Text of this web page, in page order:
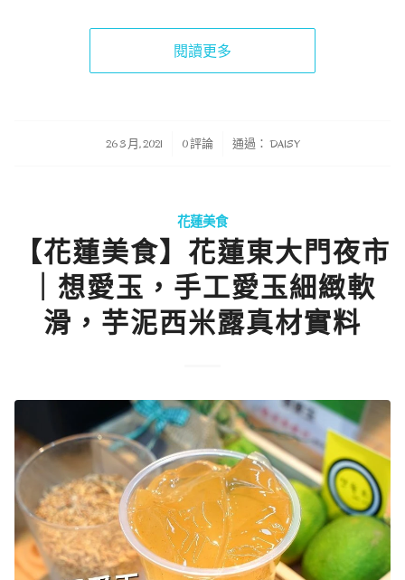
閱讀更多
26 3 月, 2021
/ 0 評論 通過： DAISY
花蓮美食
【花蓮美食】花蓮東大門夜市
｜想愛玉，手工愛玉細緻軟
滑，芋泥西米露真材實料